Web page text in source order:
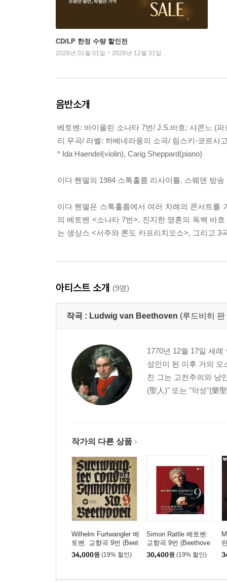
CD/LP 한정 수량 할인전
2026년 01월 01일 ~ 2026년 12월 31일
음반소개
베토벤: 바이올린 소나타 7번/ J.S.바흐: 샤콘느 (
리 무곡/ 라벨: 하베네라풍의 소곡/ 림스키-코르사
* Ida Haendel(violin), Carig Sheppard(piano)
이다 헨델의 1984 스톡홀름 리사이틀. 스웨덴 방
이다 헨델은 스톡홀름에서 여러 차례의 콘서트를
의 베토벤 <소나타 7번>, 진지한 영혼의 독백 바
는 생상스 <서주와 론도 카프리치오소>, 그리고
아티스트 소개 (9명)
작곡 : Ludwig van Beethoven (루드비히
1770년 12월 17일 세
성인이 된 이후 거의 오
친 그는 고전주의와 낭
(聖人)" 또는 "악성"(樂
작가의 다른 상품
Wilhelm Furtwangler 베
토벤: 교향곡 9번 (Beet
hoven: Symphony No.
9) [UHQCD]
34,000원 (19% 할인)
Simon Rattle 베토벤:
교향곡 9번 (Beethove
n: Symphony No. 9) [H
QCD]
30,400원 (19% 할인)